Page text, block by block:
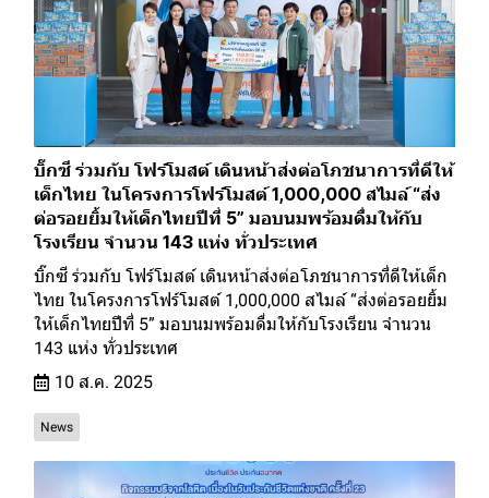
บิ๊กซี ร่วมกับ โฟร์โมสต์ เดินหน้าส่งต่อโภชนาการที่ดีให้
เด็กไทย ในโครงการโฟร์โมสต์ 1,000,000 สไมล์ “ส่ง
ต่อรอยยิ้มให้เด็กไทยปีที่ 5” มอบนมพร้อมดื่มให้กับ
โรงเรียน จำนวน 143 แห่ง ทั่วประเทศ
บิ๊กซี ร่วมกับ โฟร์โมสต์ เดินหน้าส่งต่อโภชนาการที่ดีให้เด็ก
ไทย ในโครงการโฟร์โมสต์ 1,000,000 สไมล์ “ส่งต่อรอยยิ้ม
ให้เด็กไทยปีที่ 5” มอบนมพร้อมดื่มให้กับโรงเรียน จำนวน
143 แห่ง ทั่วประเทศ
10 ส.ค. 2025
News